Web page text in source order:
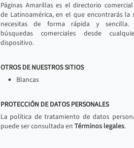
Páginas Amarillas es el directorio
de Latinoamérica, en el que encontrarás la
necesitas de forma rápida y sencilla.
búsquedas comerciales desde
dispositivo.
OTROS DE NUESTROS SITIOS
Blancas
PROTECCIÓN DE DATOS PERSONALES
La política de tratamiento de datos
puede ser consultada en Términos legales.